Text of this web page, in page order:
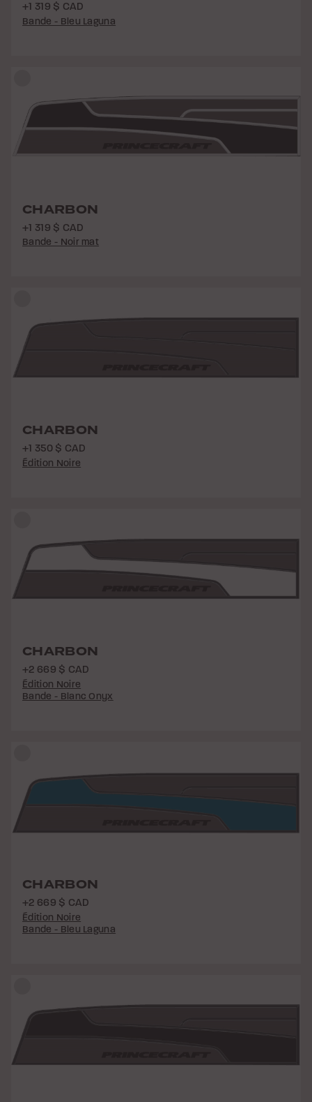
+1 319 $ CAD
Bande - Bleu Laguna
CHARBON
+1 319 $ CAD
Bande - Noir mat
CHARBON
+1 350 $ CAD
Édition Noire
CHARBON
+2 669 $ CAD
Édition Noire
Bande - Blanc Onyx
CHARBON
+2 669 $ CAD
Édition Noire
Bande - Bleu Laguna